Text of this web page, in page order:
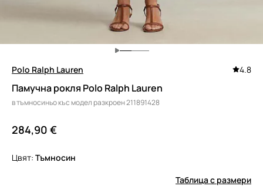
Polo Ralph Lauren 4.8
Памучна рокля Polo Ralph Lauren
в тъмносиньо къс модел разкроен 211891428
284,90 €
Цвят:
тъмносин
Таблица с размери